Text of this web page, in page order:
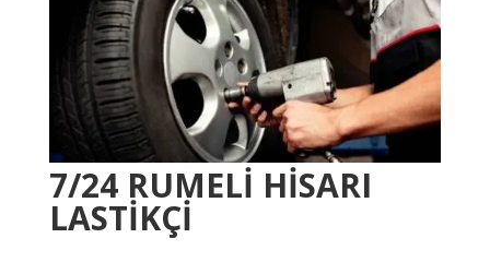
7/24 RUMELİ HİSARI
LASTİKÇİ